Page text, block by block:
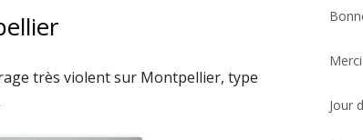
très violent sur Montpellier, type
Merci
Jour